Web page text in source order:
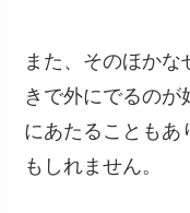
また、そのほか
きで外にでるのが
にあたることもあ
もしれません。